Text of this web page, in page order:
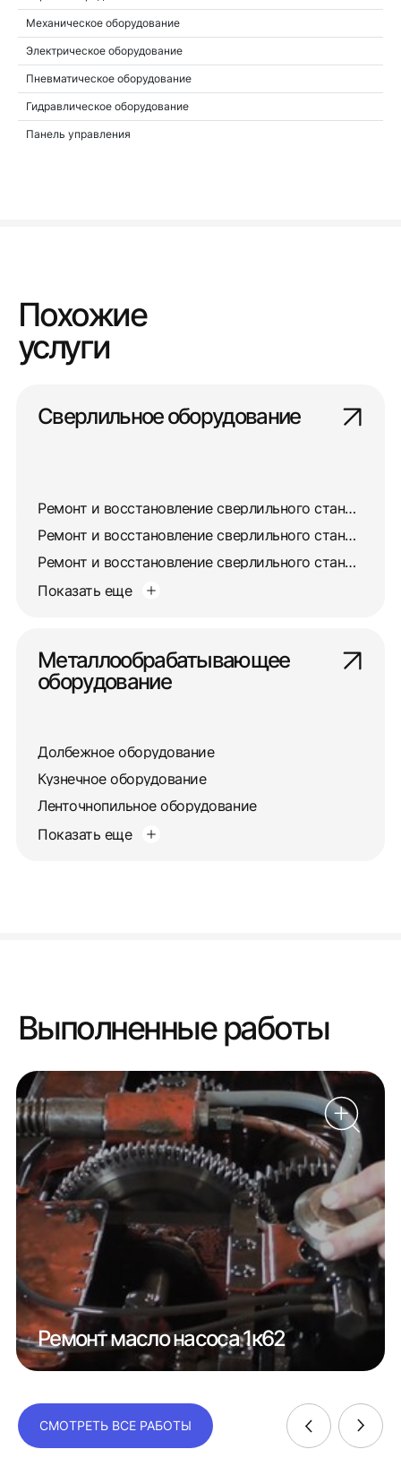
Механическое оборудование
Электрическое оборудование
Пневматическое оборудование
Гидравлическое оборудование
Панель управления
Похожие
услуги
Сверлильное оборудование
Ремонт и восстановление сверлильного станка 2532л
Ремонт и восстановление сверлильного станка 255
Ремонт и восстановление сверлильного станка 257
Показать еще
Металлообрабатывающее
оборудование
Долбежное оборудование
Кузнечное оборудование
Ленточнопильное оборудование
Показать еще
Выполненные работы
Ремонт масло насоса 1к62
СМОТРЕТЬ ВСЕ РАБОТЫ